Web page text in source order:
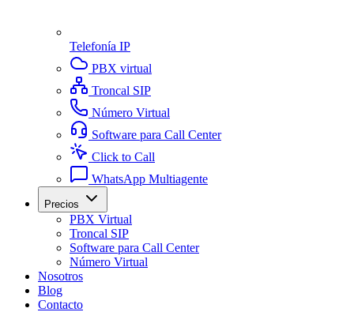
Telefonía IP
PBX virtual
Troncal SIP
Número Virtual
Software para Call Center
Click to Call
WhatsApp Multiagente
Precios
PBX Virtual
Troncal SIP
Software para Call Center
Número Virtual
Nosotros
Blog
Contacto